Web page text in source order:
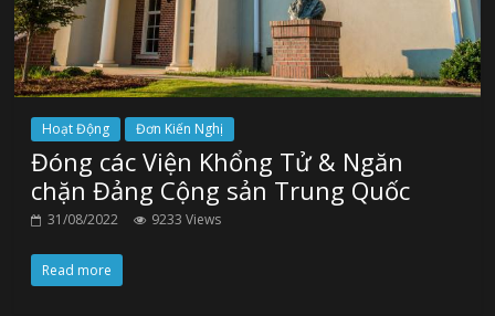
Hoạt Động Đơn Kiến Nghị
Đóng các Viện Khổng Tử & Ngăn
chặn Đảng Cộng sản Trung Quốc
31/08/2022 9233 Views
Read more